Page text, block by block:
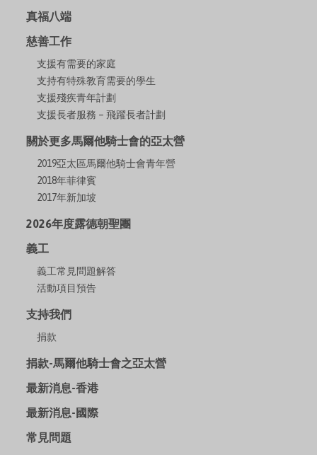
真福八端
慈善工作
支援有需要的家庭
支持有特殊教育需要的學生
支援殘疾青年計劃
支援長者服務 – 飛躍長者計劃
關於更多馬爾他騎士會的亞太營
2019亞太區馬爾他騎士會青年營
2018年菲律賓
2017年新加坡
2026年度露德朝聖團
義工
義工常見問題解答
活動項目預告
支持我們
捐款
捐款-馬爾他騎士會之亞太營
最新消息-香港
最新消息-國際
常見問題